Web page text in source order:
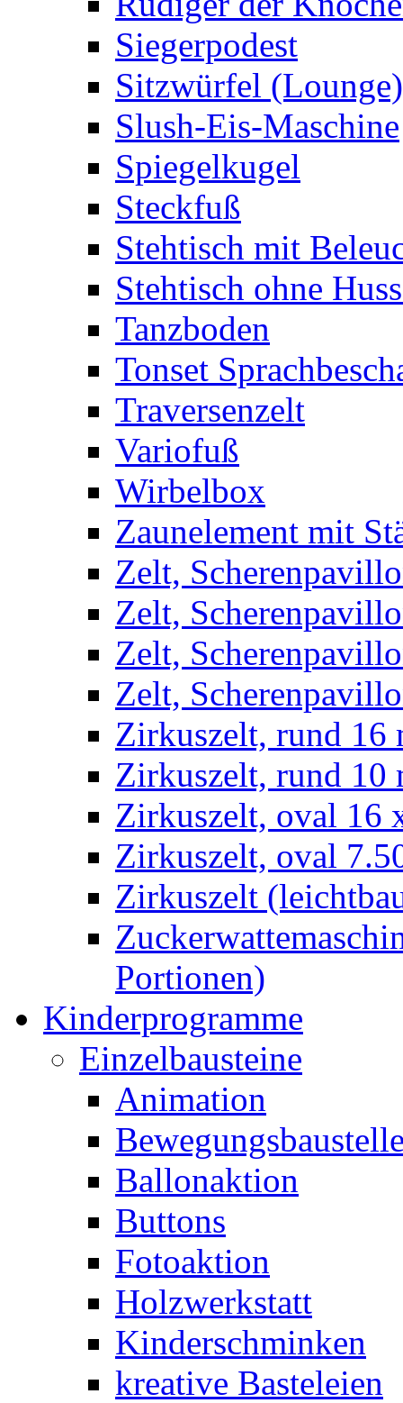
Siegerpodest
Sitzwürfel (Lounge)
Slush-Eis-Maschine
Spiegelkugel
Steckfuß
Stehtisch mit
Stehtisch ohne
Tanzboden
Tonset
Traversenzelt
Variofuß
Wirbelbox
Zaunelement mit
Zelt,
Zelt,
Zelt,
Zelt,
Zirkuszelt, rund 16
Zirkuszelt, rund 10
Zirkuszelt, oval 16
Zirkuszelt, oval
Zirkuszelt
Portionen)
Kinderprogramme
Einzelbausteine
Animation
Ballonaktion
Buttons
Fotoaktion
Holzwerkstatt
Kinderschminken
kreative Basteleien